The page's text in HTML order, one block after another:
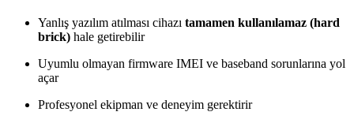
Yanlış yazılım atılması cihazı tamamen kullanılamaz (hard
brick) hale getirebilir
Uyumlu olmayan firmware IMEI ve baseband sorunlarına yol
açar
Profesyonel ekipman ve deneyim gerektirir